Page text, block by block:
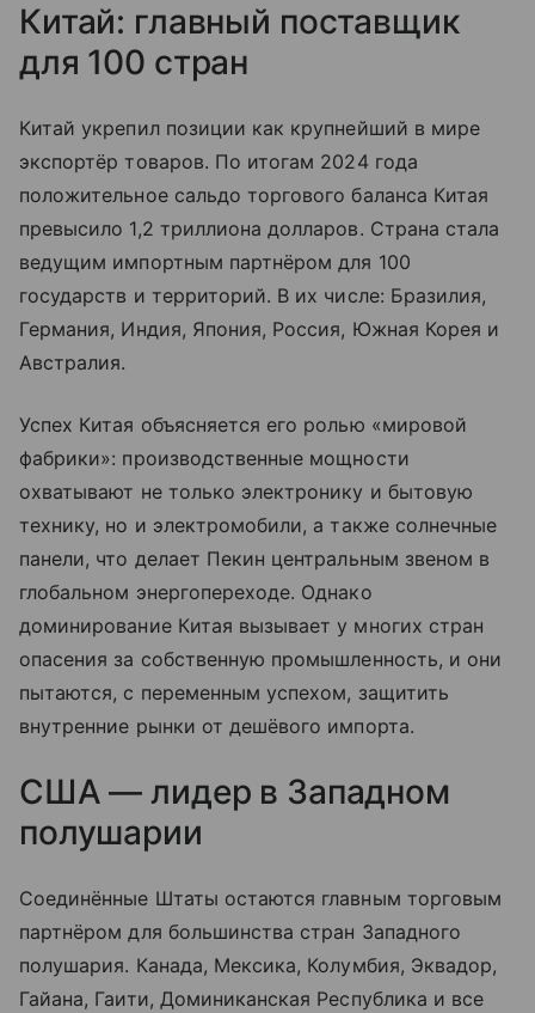
Китай: главный поставщик
для 100 стран
Китай укрепил позиции как крупнейший в мире
экспортёр товаров. По итогам 2024 года
положительное сальдо торгового баланса Китая
превысило 1,2 триллиона долларов. Страна стала
ведущим импортным партнёром для 100
государств и территорий. В их числе: Бразилия,
Германия, Индия, Япония, Россия, Южная Корея и
Австралия.
Успех Китая объясняется его ролью «мировой
фабрики»: производственные мощности
охватывают не только электронику и бытовую
технику, но и электромобили, а также солнечные
панели, что делает Пекин центральным звеном в
глобальном энергопереходе. Однако
доминирование Китая вызывает у многих стран
опасения за собственную промышленность, и они
пытаются, с переменным успехом, защитить
внутренние рынки от дешёвого импорта.
США — лидер в Западном
полушарии
Соединённые Штаты остаются главным торговым
партнёром для большинства стран Западного
полушария. Канада, Мексика, Колумбия, Эквадор,
Гайана, Гаити, Доминиканская Республика и все